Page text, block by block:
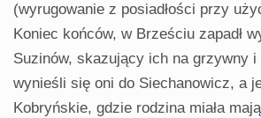
(wyrugowanie z posiadłości przy
Koniec końców, w Brześciu zapadł
Suzinów, skazujący ich na grzywny
wynieśli się oni do Siechanowicz, a
Kobryńskie, gdzie rodzina miała